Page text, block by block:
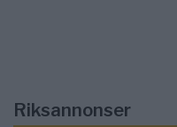
Riksannonser